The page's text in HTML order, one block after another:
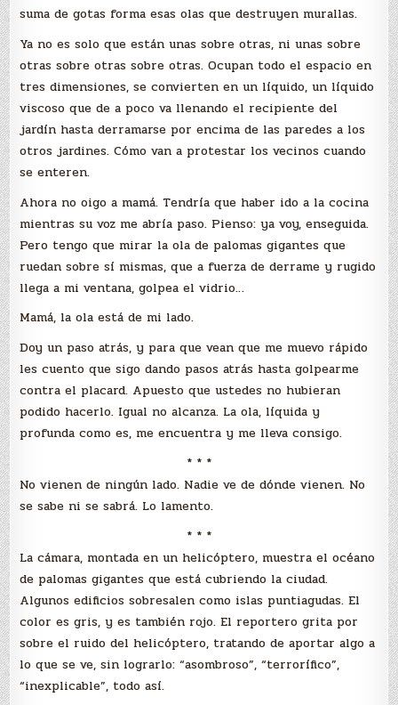
suma de gotas forma esas olas que destruyen murallas.
Ya no es solo que están unas sobre otras, ni unas sobre
otras sobre otras sobre otras. Ocupan todo el espacio en
tres dimensiones, se convierten en un líquido, un líquido
viscoso que de a poco va llenando el recipiente del
jardín hasta derramarse por encima de las paredes a los
otros jardines. Cómo van a protestar los vecinos cuando
se enteren.
Ahora no oigo a mamá. Tendría que haber ido a la cocina
mientras su voz me abría paso. Pienso: ya voy, enseguida.
Pero tengo que mirar la ola de palomas gigantes que
ruedan sobre sí mismas, que a fuerza de derrame y rugido
llega a mi ventana, golpea el vidrio…
Mamá, la ola está de mi lado.
Doy un paso atrás, y para que vean que me muevo rápido
les cuento que sigo dando pasos atrás hasta golpearme
contra el placard. Apuesto que ustedes no hubieran
podido hacerlo. Igual no alcanza. La ola, líquida y
profunda como es, me encuentra y me lleva consigo.
* * *
No vienen de ningún lado. Nadie ve de dónde vienen. No
se sabe ni se sabrá. Lo lamento.
* * *
La cámara, montada en un helicóptero, muestra el océano
de palomas gigantes que está cubriendo la ciudad.
Algunos edificios sobresalen como islas puntiagudas. El
color es gris, y es también rojo. El reportero grita por
sobre el ruido del helicóptero, tratando de aportar algo a
lo que se ve, sin lograrlo: “asombroso”, “terrorífico”,
“inexplicable”, todo así.